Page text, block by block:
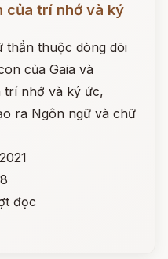
của trí nhớ và ký
thần thuộc dòng dõi
của Gaia và
trí nhớ và ký ức,
ra Ngôn ngữ và chữ
đọc